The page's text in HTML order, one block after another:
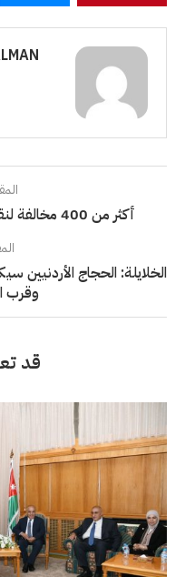
أكثر من 400 مخالفة لنقل غير مرخص منذ مطلع العام
الخلايلة: الحجاج
وقرب
قد